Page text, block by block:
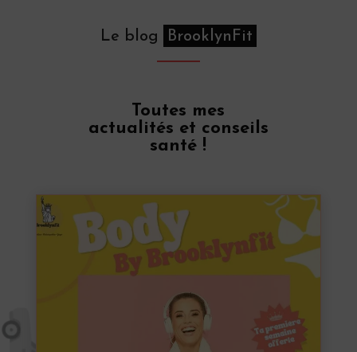
Le blog BrooklynFit
Toutes mes
actualités et conseils
santé !